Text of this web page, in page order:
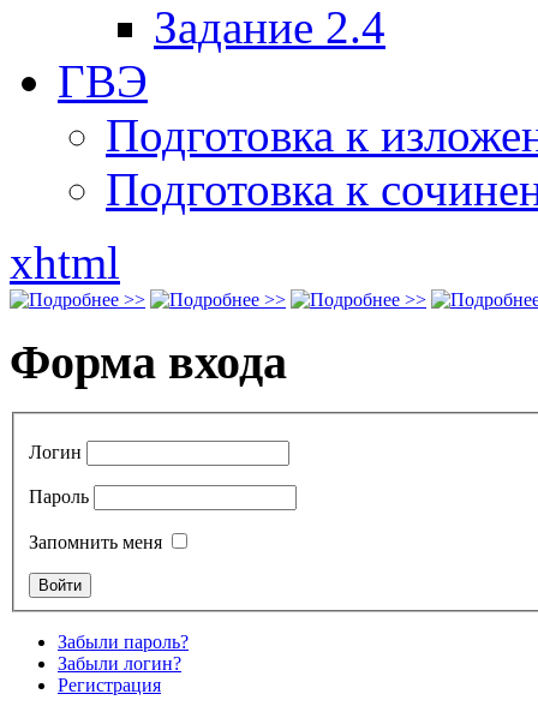
Задание 2.4
ГВЭ
Подготовка к
Подготовка к
xhtml
Форма входа
Логин
Пароль
Запомнить меня
Забыли пароль?
Забыли логин?
Регистрация